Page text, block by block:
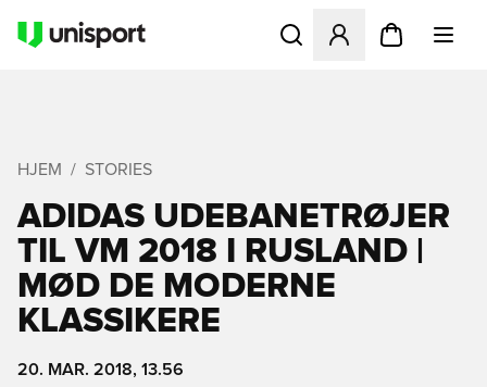
Åbner en Modal til at
HJEM STORIES
ADIDAS UDEBANETRØJER
TIL VM 2018 I RUSLAND |
MØD DE MODERNE
KLASSIKERE
20. MAR. 2018, 13.56